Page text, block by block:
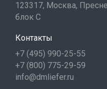
123317, Москва,
блок С
Контакты
+7 (495) 990-25-55
+7 (800) 775-29-59
info@dmliefer.ru